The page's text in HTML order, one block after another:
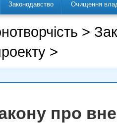
Законодавство Очищення
>
>
про